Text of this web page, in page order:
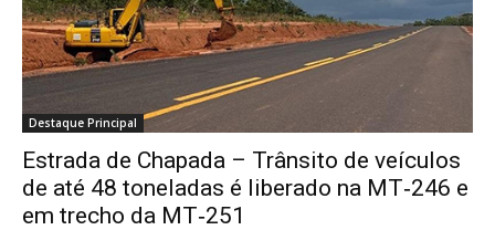
Destaque Principal
Estrada de Chapada – Trânsito de veículos
de até 48 toneladas é liberado na MT‑246 e
em trecho da MT‑251